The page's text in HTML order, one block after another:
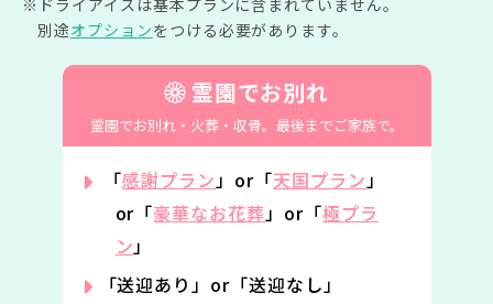
ドライアイスは基本プランに含まれていません。
別途オプションをつける必要があります。
霊園でお別れ
霊園でお別れ・火葬・収骨。 最後までご家族で。
「感謝プラン」or「天国プラン」
or「豪華なお花葬」or「極プラ
ン」
「送迎あり」or「送迎なし」